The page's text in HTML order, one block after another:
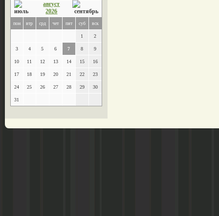
август
2026
пон втр срд чет пят суб вск
1 2
3 4 5 6 7 8 9
10 11 12 13 14 15 16
17 18 19 20 21 22 23
24 25 26 27 28 29 30
31